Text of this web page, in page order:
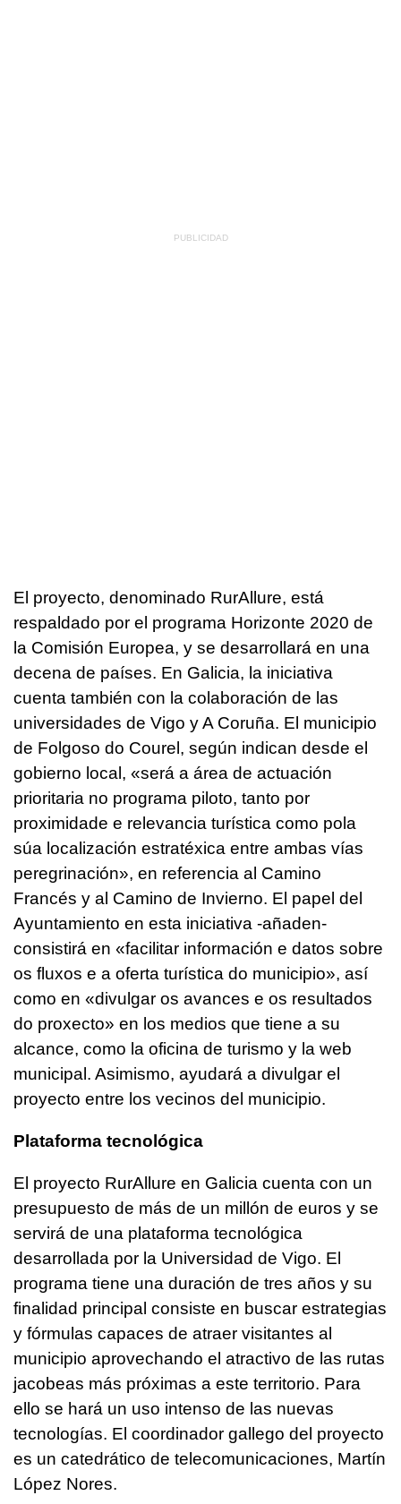
El proyecto, denominado RurAllure, está
respaldado por el programa Horizonte 2020 de
la Comisión Europea, y se desarrollará en una
decena de países. En Galicia, la iniciativa
cuenta también con la colaboración de las
universidades de Vigo y A Coruña. El municipio
de Folgoso do Courel, según indican desde el
gobierno local, «será a área de actuación
prioritaria no programa piloto, tanto por
proximidade e relevancia turística como pola
súa localización estratéxica entre ambas vías
peregrinación», en referencia al Camino
Francés y al Camino de Invierno. El papel del
Ayuntamiento en esta iniciativa -añaden-
consistirá en «facilitar información e datos sobre
os fluxos e a oferta turística do municipio», así
como en «divulgar os avances e os resultados
do proxecto» en los medios que tiene a su
alcance, como la oficina de turismo y la web
municipal. Asimismo, ayudará a divulgar el
proyecto entre los vecinos del municipio.
Plataforma tecnológica
El proyecto RurAllure en Galicia cuenta con un
presupuesto de más de un millón de euros y se
servirá de una plataforma tecnológica
desarrollada por la Universidad de Vigo. El
programa tiene una duración de tres años y su
finalidad principal consiste en buscar estrategias
y fórmulas capaces de atraer visitantes al
municipio aprovechando el atractivo de las rutas
jacobeas más próximas a este territorio. Para
ello se hará un uso intenso de las nuevas
tecnologías. El coordinador gallego del proyecto
es un catedrático de telecomunicaciones, Martín
López Nores.